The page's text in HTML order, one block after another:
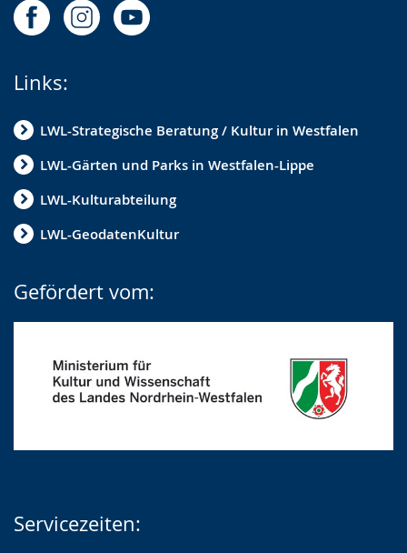
Links:
LWL-Strategische Beratung / Kultur in Westfalen
LWL-Gärten und Parks in Westfalen-Lippe
LWL-Kulturabteilung
LWL-GeodatenKultur
Gefördert vom:
Servicezeiten: